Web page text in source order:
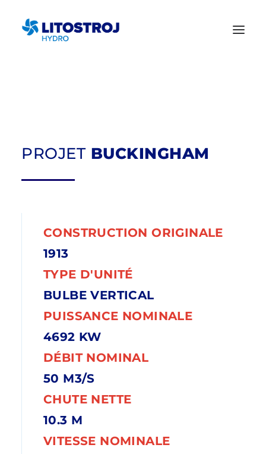
PROJETBUCKINGHAM
CONSTRUCTION ORIGINALE
1913
TYPE D'UNITÉ
BULBE VERTICAL
PUISSANCE NOMINALE
4692 KW
DÉBIT NOMINAL
50 M3/S
CHUTE NETTE
10.3 M
VITESSE NOMINALE